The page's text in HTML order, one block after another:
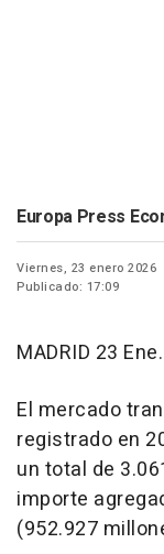
Europa Press
Viernes, 23 enero 2026
Publicado: 17:09
MADRID 23
El mercado
registrado en
un total de
importe
(952.927